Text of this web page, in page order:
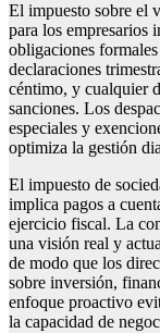
El impuesto sobre el
para los empresarios
obligaciones
declaraciones
céntimo, y cualquier
sanciones. Los
especiales y
optimiza la gestión
El impuesto de
implica pagos a
ejercicio fiscal. La
una visión real y
de modo que los
sobre inversión,
enfoque proactivo
la capacidad de